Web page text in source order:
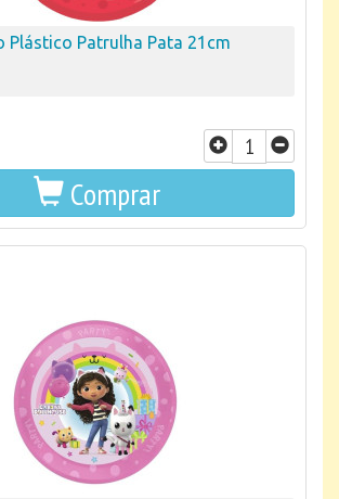
Plástico Patrulha Pata 21cm
Comprar